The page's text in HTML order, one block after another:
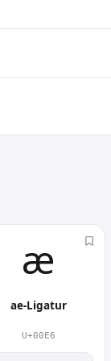
æ︎
ae-Ligatur
U+00E6